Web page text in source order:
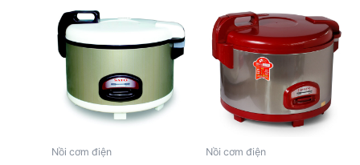
488.000 ₫.
Nồi cơm điện Nồi cơm điện